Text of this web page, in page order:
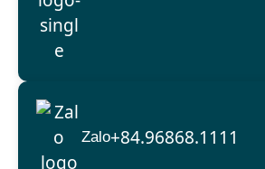
Zalo+84.96868.1111